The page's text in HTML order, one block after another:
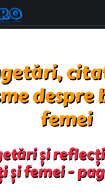
despre
femei
și
și femei -